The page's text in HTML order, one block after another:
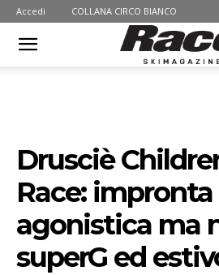
Accedi COLLANA CIRCO BIANCO
Drusciè
Race: impronta
agonistica ma
superG ed